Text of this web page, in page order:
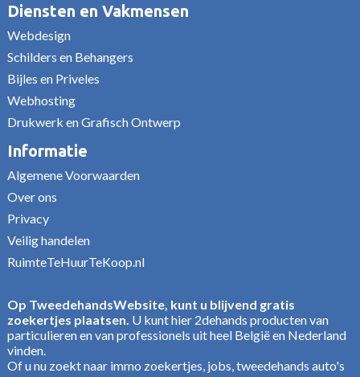
Diensten en Vakmensen
Webdesign
Schilders en Behangers
Bijles en Priveles
Webhosting
Drukwerk en Grafisch Ontwerp
Informatie
Algemene Voorwaarden
Over ons
Privacy
Veilig handelen
RuimteTeHuurTeKoop.nl
Op TweedehandsWebsite, kunt u blijvend gratis
zoekertjes plaatsen. U kunt hier 2dehands producten van
particulieren en van professionels uit heel België en Nederland
vinden.
Of u nu zoekt naar immo zoekertjes, jobs, tweedehands auto's